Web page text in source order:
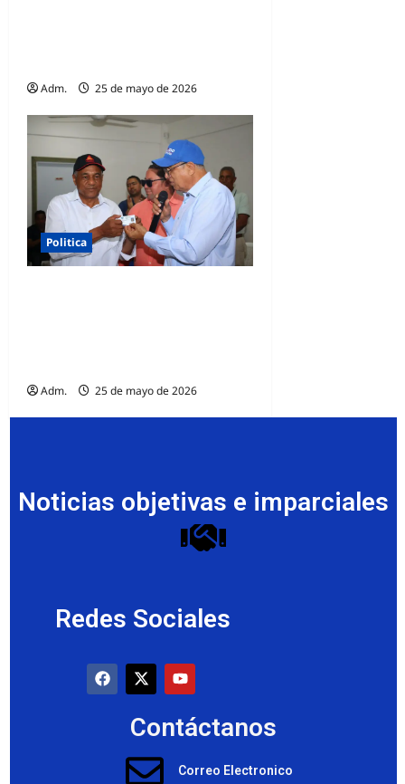
Adm. 25 de mayo de 2026
Politica
Adm. 25 de mayo de 2026
Noticias objetivas e imparciales
Redes Sociales
Contáctanos
Correo Electronico